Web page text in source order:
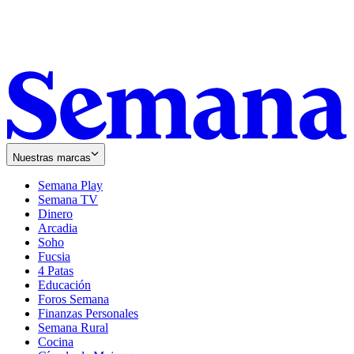
Nuestras marcas
Semana Play
Semana TV
Dinero
Arcadia
Soho
in
new
window
Fucsia
in
new
window
4 Patas
Educación
Foros Semana
Finanzas Personales
Semana Rural
Cocina